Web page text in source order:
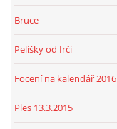
Bruce
Pelíšky od Irči
Focení na kalendář 2016
Ples 13.3.2015